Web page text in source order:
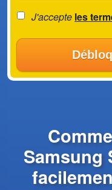
J'accepte les
Samsung